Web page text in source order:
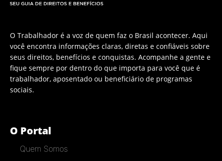
O Trabalhador é a voz de quem faz o Brasil acontecer. Aqui
você encontra informações claras, diretas e confiáveis sobre
seus direitos, benefícios e conquistas. Acompanhe a gente e
fique sempre por dentro do que importa para você que é
trabalhador, aposentado ou beneficiário de programas
sociais.
O Portal
Quem Somos